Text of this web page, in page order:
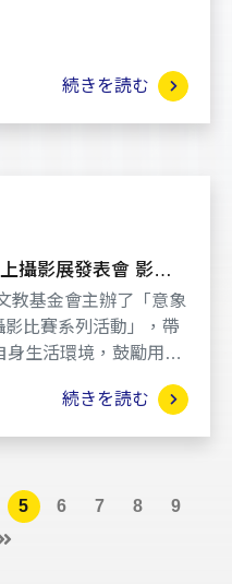
続きを読む
影展發表會 影像
景盡收眼底
教基金會主辦了「意象
比賽系列活動」，帶
生活環境，鼓勵用攝
，留下珍貴記憶，也讓
続きを読む
5 6 7 8 9